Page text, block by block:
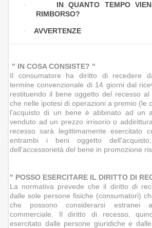
·
IN QUANTO TEMPO
RIMBORSO?
· AVVERTENZE
" IN COSA CONSISTE? "
Il consumatore ha diritto di recedere
termine convenzionale di 14 giorni dal
restituendo il bene oggetto del recesso al
che nelle ipotesi di operazioni a premio (le
l'acquisto di un bene è abbinato ad un
venduto ad un prezzo irrisorio o
recesso sarà legittimamente esercitato
entrambi i beni oggetto
dell'accessorietà del bene in promozione
" POSSO ESERCITARE IL DIRITTO DI
La normativa prevede che il diritto di
dalle sole persone fisiche (consumatori)
che possono considerarsi estranei
commerciale. Il diritto di recesso,
esercitato dalle persone giuridiche e